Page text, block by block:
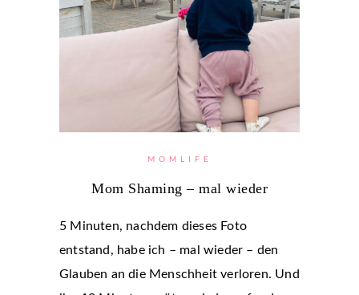
MOMLIFE
Mom Shaming – mal wieder
5 Minuten, nachdem dieses Foto
entstand, habe ich – mal wieder – den
Glauben an die Menschheit verloren. Und